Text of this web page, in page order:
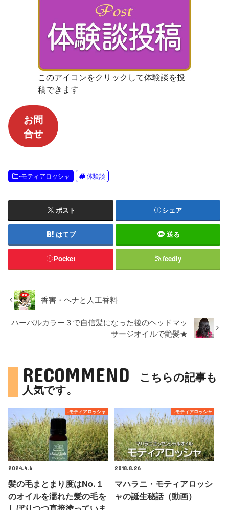
このアイコンをクリックして体験談を投
稿できます
お問
合せ
-モティアロッシャ 体験談
ポスト シェア
はてブ 送る
Pocket feedly
香害・ヘナと人工香料
ハーバルカラー３で自信髪になった後のヘッドマッ
サージオイルで艶髪★
RECOMMEND
こちらの記事も
人気です。
-モティアロッシャ
2024.4.6
髪の毛まとまり度はNo.１
のオイルを濡れた髪の毛を
-モティアロッシャ
2018.8.26
マハラニ・モティアロッシ
ャの誕生秘話（動画）